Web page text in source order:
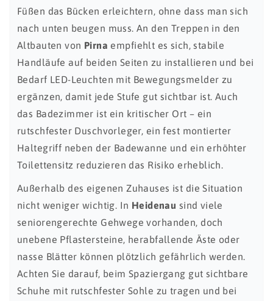
Füßen das Bücken erleichtern, ohne dass man sich
nach unten beugen muss. An den Treppen in den
Altbauten von Pirna empfiehlt es sich, stabile
Handläufe auf beiden Seiten zu installieren und bei
Bedarf LED-Leuchten mit Bewegungsmelder zu
ergänzen, damit jede Stufe gut sichtbar ist. Auch
das Badezimmer ist ein kritischer Ort – ein
rutschfester Duschvorleger, ein fest montierter
Haltegriff neben der Badewanne und ein erhöhter
Toilettensitz reduzieren das Risiko erheblich.
Außerhalb des eigenen Zuhauses ist die Situation
nicht weniger wichtig. In Heidenau sind viele
seniorengerechte Gehwege vorhanden, doch
unebene Pflastersteine, herabfallende Äste oder
nasse Blätter können plötzlich gefährlich werden.
Achten Sie darauf, beim Spaziergang gut sichtbare
Schuhe mit rutschfester Sohle zu tragen und bei